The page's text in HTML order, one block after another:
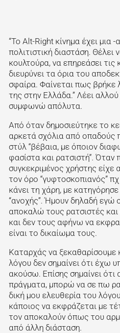
“Το Alt-Right κίνημα έχει μια
πολιτιστική διαστάση. Θέλει
κουλτούρα, να επηρεάσει τις
διευρύνει τα όρια του
σφαίρα. Φαίνεται πως βρήκε
της στην Ελλάδα.” Λέει
συμφωνώ απόλυτα.
Από όταν δημοσιεύτηκε το
αρκετά σχόλια από
στύλ “βέβαια, με όποιον
φασίστα και ρατσιστή”. Όταν
συγκεκριμένος χρήστης
τον όρο “γυφτοσκοπιανός”
κάνει τη χάρη, με
“ανοχής”. Ήμουν δηλαδή εγώ
αποκαλώ τους ρατσιστές
και δεν τους αφήνω να
είναι το δικαίωμα τους.
Καταρχάς να ξεκαθαρίσουμε
λόγου δεν σημαίνει ότι έχω
ακούσω. Επίσης σημαίνει ότι
πράγματα, μπορώ να σε πω
δική μου ελευθερία του
κάποιος να εκφράζεται με
τον αποκαλούν όπως του
από άλλη διάσταση.